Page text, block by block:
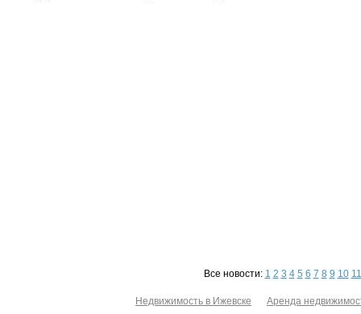
Все новости: 1 2 3 4 5 6 7 8 9 10 11
Недвижимость в Ижевске Аренда